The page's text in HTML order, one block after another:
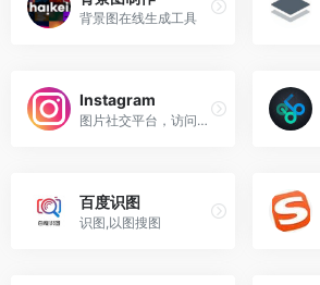
背景图在线生成工具
Instagram
图片社交平台，访问需要技巧
百度识图
识图,以图搜图